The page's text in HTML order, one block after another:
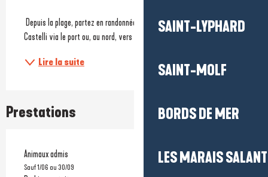
SAINT-LYPHARD
SAINT-MOLF
BORDS DE MER
LES MARAIS
Castelli via le port ou, au nord, vers la pointe de Merquel à Mesquer !
Lire la suite
Prestations
Animaux admis
Sauf 1/06 au 30/09